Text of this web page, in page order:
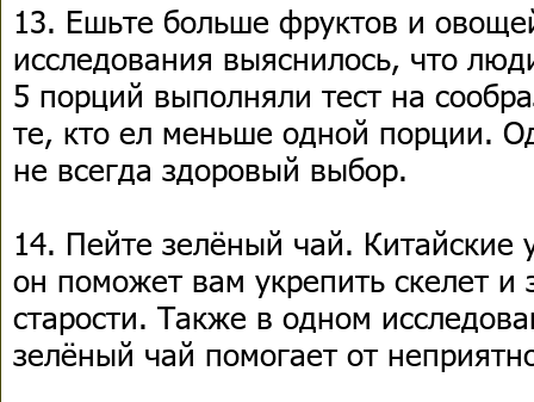
13. Ешьте больше фруктов и
исследования выяснилось, что
5 порций выполняли тест на
те, кто ел меньше одной порции.
не всегда здоровый выбор.
14. Пейте зелёный чай. Китайские
он поможет вам укрепить скелет и
старости. Также в одном
зелёный чай помогает от